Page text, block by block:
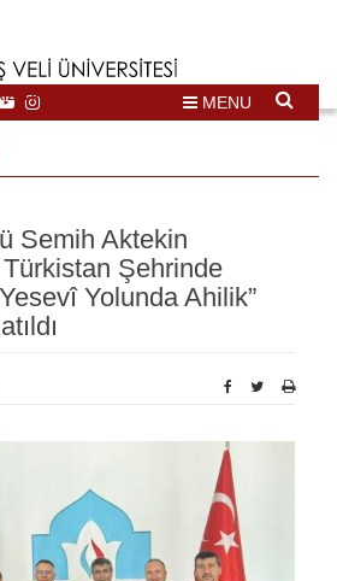
İHTİSASLAŞMA
MENU
Semih Aktekin
Türkistan Şehrinde
Yolunda Ahilik”